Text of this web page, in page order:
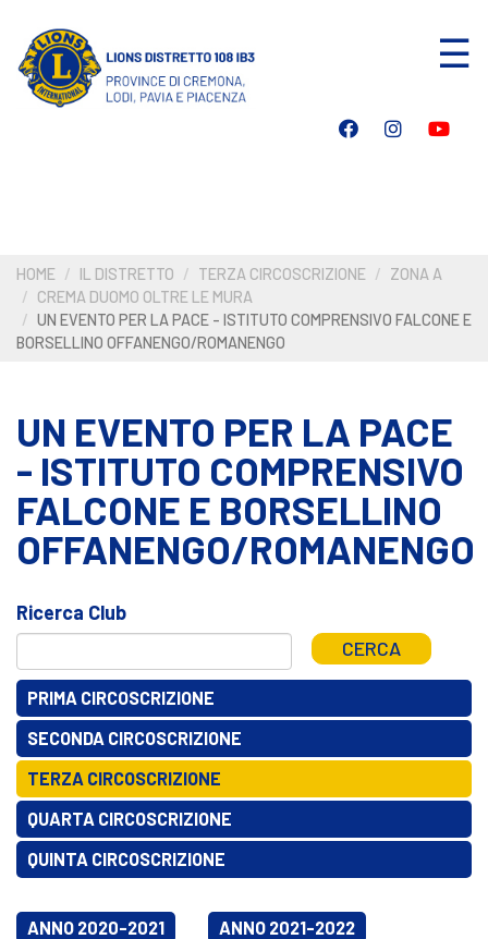
contenuto
principale
☰
HOME IL DISTRETTO TERZA CIRCOSCRIZIONE
ZONA A
CREMA DUOMO OLTRE LE MURA
UN EVENTO PER LA PACE - ISTITUTO COMPRENSIVO FALCONE E
BORSELLINO OFFANENGO/ROMANENGO
UN EVENTO PER LA PACE
- ISTITUTO COMPRENSIVO
FALCONE E BORSELLINO
OFFANENGO/ROMANENGO
Ricerca Club
CERCA
PRIMA CIRCOSCRIZIONE
SECONDA CIRCOSCRIZIONE
TERZA CIRCOSCRIZIONE
QUARTA CIRCOSCRIZIONE
QUINTA CIRCOSCRIZIONE
ANNO 2020-2021
ANNO 2021-2022